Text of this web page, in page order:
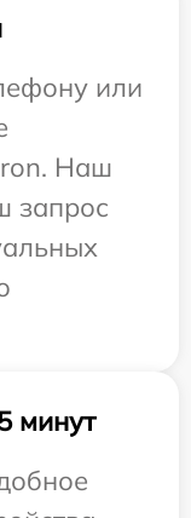
или
Наш
запрос
минут